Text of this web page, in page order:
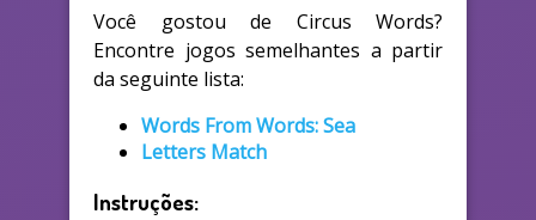
Você gostou de Circus Words?
Encontre jogos semelhantes a partir
da seguinte lista:
Words From Words: Sea
Letters Match
Instruções: